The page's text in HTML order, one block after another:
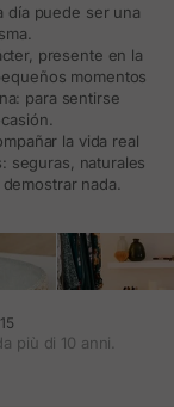
día puede ser una
presente en la
momentos
para sentirse
la vida real
seguras, naturales
nada.
più di 10 anni.